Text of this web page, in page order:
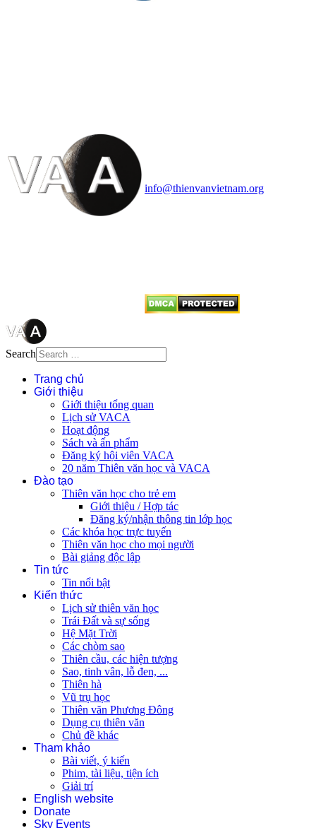
info@thienvanvietnam.org
Search
Trang chủ
Giới thiệu
Giới thiệu tổng quan
Lịch sử VACA
Hoạt động
Sách và ấn phẩm
Đăng ký hội viên VACA
20 năm Thiên văn học và VACA
Đào tạo
Thiên văn học cho trẻ em
Giới thiệu / Hợp tác
Đăng ký/nhận thông tin lớp học
Các khóa học trực tuyến
Thiên văn học cho mọi người
Bài giảng độc lập
Tin tức
Tin nổi bật
Kiến thức
Lịch sử thiên văn học
Trái Đất và sự sống
Hệ Mặt Trời
Các chòm sao
Thiên cầu, các hiện tượng
Sao, tinh vân, lỗ đen, ...
Thiên hà
Vũ trụ học
Thiên văn Phương Đông
Dụng cụ thiên văn
Chủ đề khác
Tham khảo
Bài viết, ý kiến
Phim, tài liệu, tiện ích
Giải trí
English website
Donate
Sky Events